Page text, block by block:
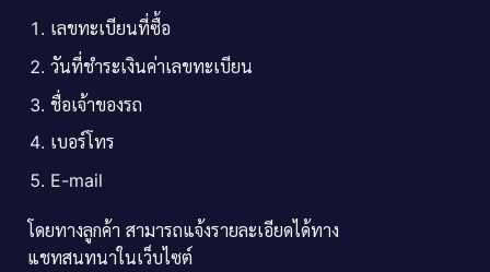
เลขทะเบียนที่ซื้อ
วันที่ชำระเงินค่าเลขทะเบียน
ชื่อเจ้าของรถ
เบอร์โทร
E-mail
โดยทางลูกค้า สามารถแจ้งรายละเอียดได้ทาง
แชทสนทนาในเว็บไซต์